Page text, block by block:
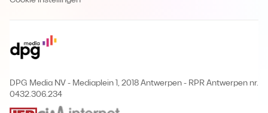
DPG Media NV - Mediaplein 1, 2018 Antwerpen - RPR Antwerpen nr.
0432.306.234